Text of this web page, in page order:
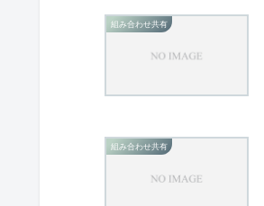
組み合わせ共有
組み合わせ共有